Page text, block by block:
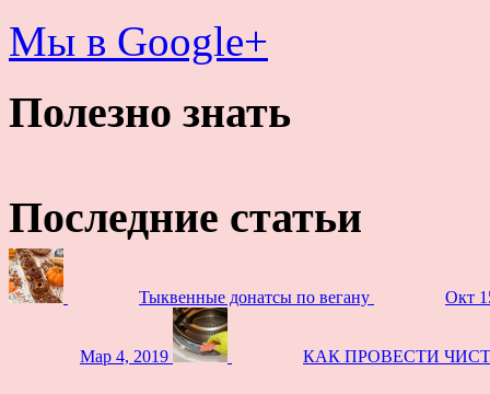
Мы в Google+
Полезно знать
Последние статьи
Тыквенные донатсы по вегану Окт
Мар 4, 2019 КАК ПРОВЕСТИ